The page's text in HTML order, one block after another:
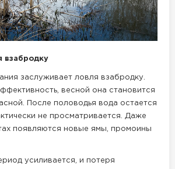
взабродку
заслуживает ловля взабродку.
весной она становится
После половодья вода остается
не просматривается. Даже
появляются новые ямы, промоины
усиливается, и потеря